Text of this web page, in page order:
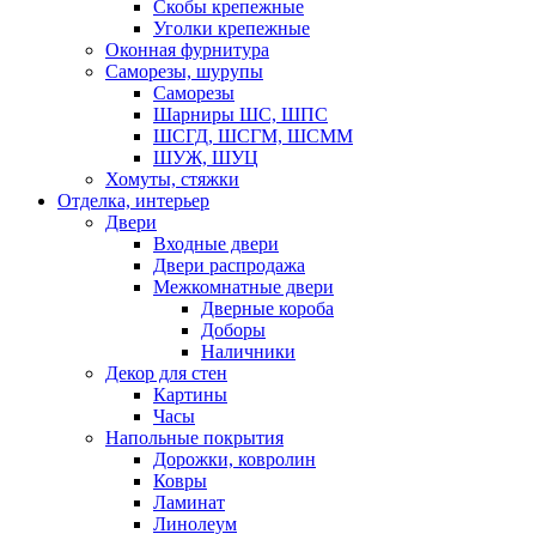
Скобы крепежные
Уголки крепежные
Оконная фурнитура
Саморезы, шурупы
Саморезы
Шарниры ШС, ШПС
ШСГД, ШСГМ, ШСММ
ШУЖ, ШУЦ
Хомуты, стяжки
Отделка, интерьер
Двери
Входные двери
Двери распродажа
Межкомнатные двери
Дверные короба
Доборы
Наличники
Декор для стен
Картины
Часы
Напольные покрытия
Дорожки, ковролин
Ковры
Ламинат
Линолеум